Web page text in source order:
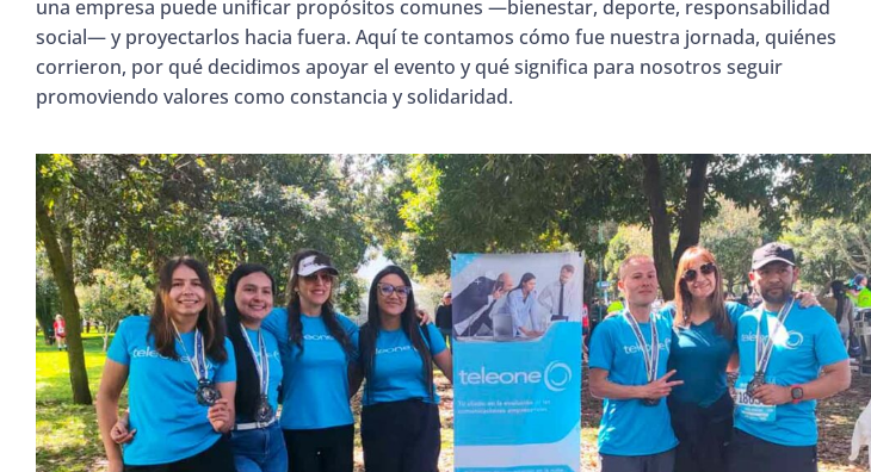
una empresa puede unificar propósitos comunes —bienestar, deporte, responsabilidad
social— y proyectarlos hacia fuera. Aquí te contamos cómo fue nuestra jornada, quiénes
corrieron, por qué decidimos apoyar el evento y qué significa para nosotros seguir
promoviendo valores como constancia y solidaridad.